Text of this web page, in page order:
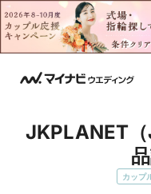
JKPLANET
カップ